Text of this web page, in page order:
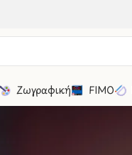
Ζωγραφική FIMO